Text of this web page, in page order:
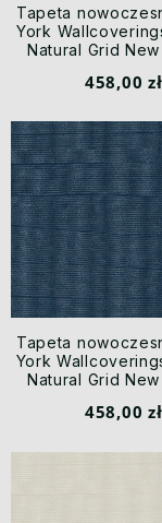
Tapeta
York
Natural Grid
458,00 zł
Tapeta
York
Natural Grid
458,00 zł